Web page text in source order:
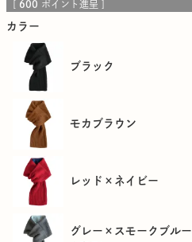
[ 600 ポイント進呈 ]
カラー
ブラック
モカブラウン
レッド×ネイビー
グレー×スモークブルー